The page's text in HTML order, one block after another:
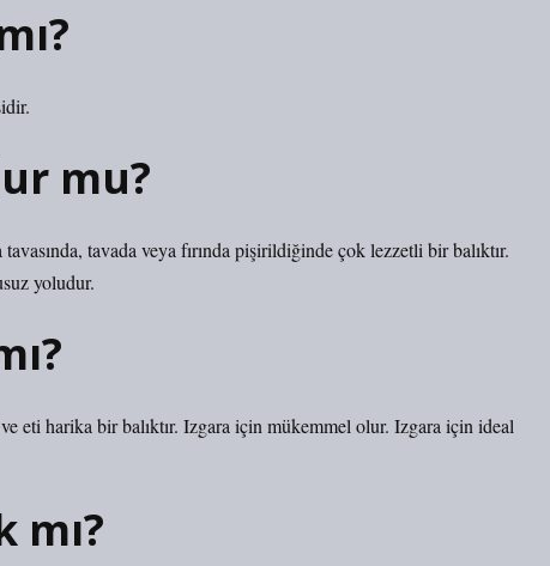
mu?
tavada veya fırında pişirildiğinde çok lezzetli bir balıktır.
yoludur.
eti harika bir balıktır. Izgara için mükemmel olur. Izgara için ideal
mı?